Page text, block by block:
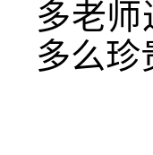
多老
多么珍